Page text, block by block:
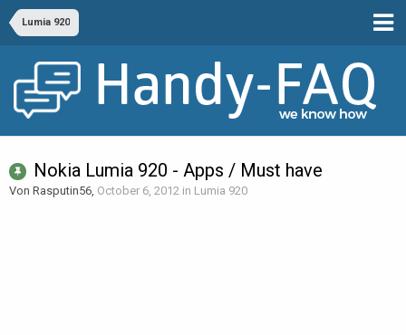
Lumia 920
Nokia Lumia 920 - Apps / Must have
Von Rasputin56, October 6, 2012 in Lumia 920